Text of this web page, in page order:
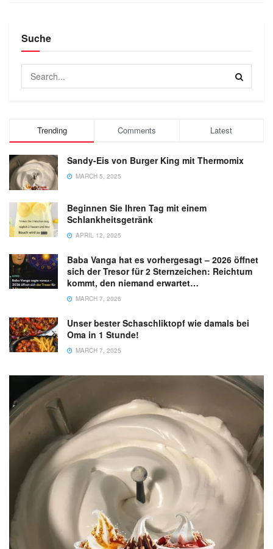
Suche
Trending Comments Latest
Sandy-Eis von Burger King mit Thermomix
MARCH 5, 2025
Beginnen Sie Ihren Tag mit einem
Schlankheitsgetränk
APRIL 12, 2025
Baba Vanga hat es vorhergesagt – 2026 öffnet
sich der Tresor für 2 Sternzeichen: Reichtum
kommt, den niemand erwartet…
MARCH 7, 2026
Unser bester Schaschliktopf wie damals bei
Oma in 1 Stunde!
MARCH 7, 2025